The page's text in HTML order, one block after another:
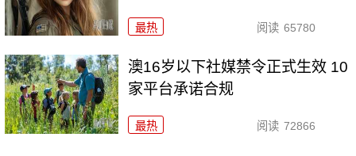
最热 阅读 65780
澳16岁以下社媒禁令正式生效 10
家平台承诺合规
最热 阅读 72866